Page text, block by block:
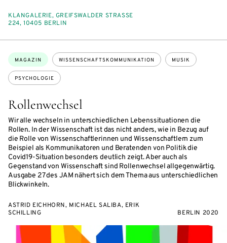
KLANGALERIE, GREIFSWALDER STRASSE 2
24, 10405 BERLIN
Rollenwechsel
Wir alle wechseln in unterschiedlichen Lebenssituationen die
Rollen. In der Wissenschaft ist das nicht anders, wie in Bezug auf
die Rolle von Wissenschaftlerinnen und Wissenschaftlern zum
Beispiel als Kommunikatoren und Beratenden von Politik die
Covid19-Situation besonders deutlich zeigt. Aber auch als
Gegenstand von Wissenschaft sind Rollenwechsel allgegenwärtig.
Ausgabe 27 des JAM nähert sich dem Thema aus unterschiedlichen
Blickwinkeln.
Themen:
MAGAZIN WISSENSCHAFTSKOMMUNIKATION MUSIK
PSYCHOLOGIE
ASTRID EICHHORN, MICHAEL SALIBA, ERIK
SCHILLING
BERLIN 2020